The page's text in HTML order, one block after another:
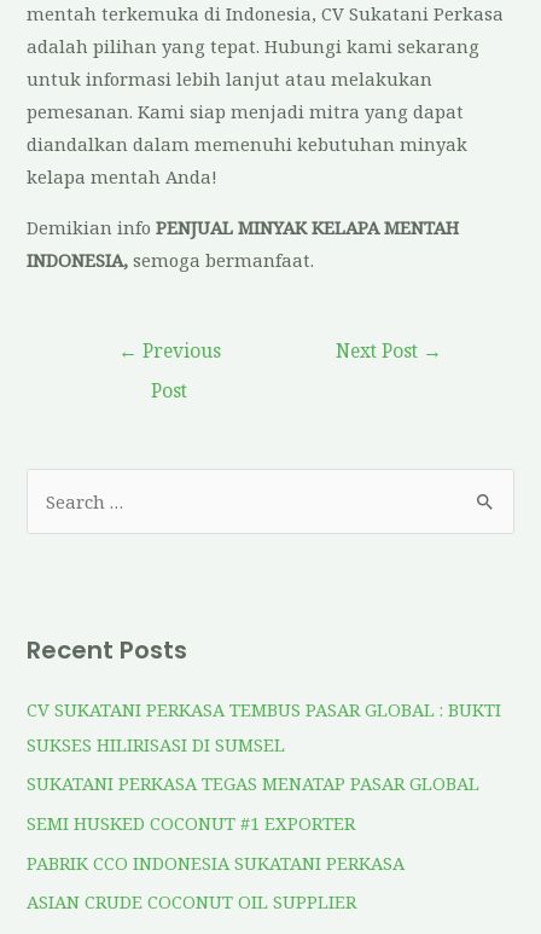
mentah terkemuka di Indonesia, CV Sukatani Perkasa
adalah pilihan yang tepat. Hubungi kami sekarang
untuk informasi lebih lanjut atau melakukan
pemesanan. Kami siap menjadi mitra yang dapat
diandalkan dalam memenuhi kebutuhan minyak
kelapa mentah Anda!
Demikian infoPENJUAL MINYAK KELAPA MENTAH
INDONESIA,semoga bermanfaat.
← Previous
Post
Next Post →
Recent Posts
CV SUKATANI PERKASA TEMBUS PASAR GLOBAL : BUKTI
SUKSES HILIRISASI DI SUMSEL
SUKATANI PERKASA TEGAS MENATAP PASAR GLOBAL
SEMI HUSKED COCONUT #1 EXPORTER
PABRIK CCO INDONESIA SUKATANI PERKASA
ASIAN CRUDE COCONUT OIL SUPPLIER